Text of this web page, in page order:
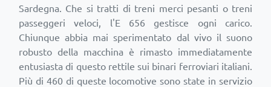
Sardegna. Che si tratti di treni merci pesanti o treni
passeggeri veloci, l'E 656 gestisce ogni carico.
Chiunque abbia mai sperimentato dal vivo il suono
robusto della macchina è rimasto immediatamente
entusiasta di questo rettile sui binari ferroviari italiani.
Più di 460 di queste locomotive sono state in servizio